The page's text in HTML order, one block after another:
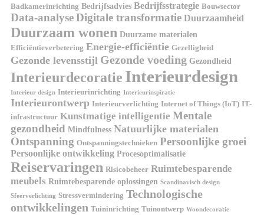
Badkamerinrichting Bedrijfsadvies Bedrijfsstrategie Bouwsector
Data-analyseDigitale transformatie Duurzaamheid
Duurzaam wonen Duurzame materialen
Efficiëntieverbetering Energie-efficiëntie Gezelligheid
Gezonde levensstijl Gezonde voeding Gezondheid
Interieurdecoratie Interieurdesign
Interieur design Interieurinrichting Interieurinspiratie
Interieurontwerp Interieurverlichting Internet of Things (IoT) IT-
infrastructuur Kunstmatige intelligentie Mentale
gezondheid Mindfulness Natuurlijke materialen
Ontspanning Ontspanningstechnieken Persoonlijke groei
Persoonlijke ontwikkeling Procesoptimalisatie
Reiservaringen Risicobeheer Ruimtebesparende
meubels Ruimtebesparende oplossingen Scandinavisch design
Sfeerverlichting Stressvermindering Technologische
ontwikkelingen Tuininrichting Tuinontwerp Woondecoratie